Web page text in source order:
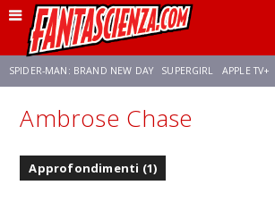
SPIDER-MAN: BRAND NEW DAY SUPERGIRL APPLE TV+
FRANCO RICCIARDIELLO ZENDAYA STAR TREK
Ambrose Chase
Approfondimenti (1)